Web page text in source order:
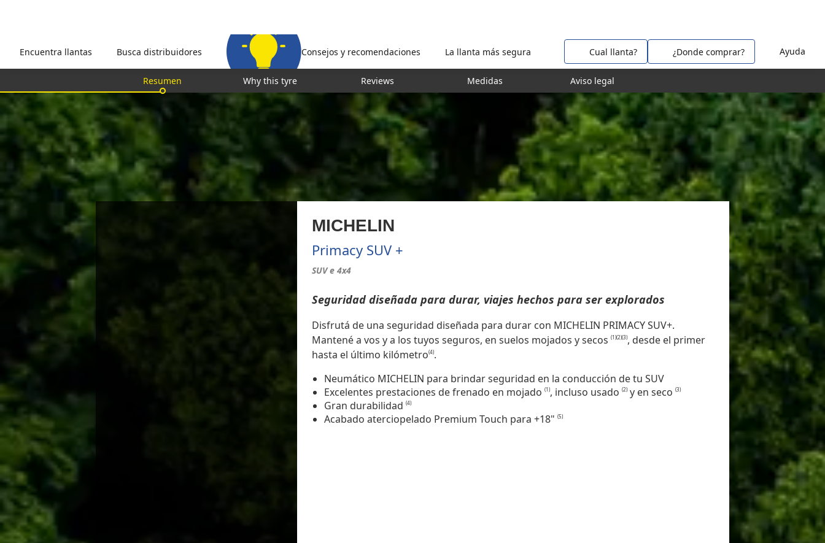
Ayuda
Encuentra llantas Busca distribuidores Consejos y recomendaciones La llanta más segura Cual llanta? ¿Donde comprar?
MICHELIN
Primacy SUV +
SUV e 4x4
Seguridad diseñada para durar, viajes hechos para ser explorados
Disfrutá de una seguridad diseñada para durar con MICHELIN PRIMACY SUV+.
Mantené a vos y a los tuyos seguros, en suelos mojados y secos (1)(2)(3), desde el primer
hasta el último kilómetro(4).
Neumático MICHELIN para brindar seguridad en la conducción de tu SUV
Excelentes prestaciones de frenado en mojado (1), incluso usado (2) y en seco (3)
Gran durabilidad (4)
Acabado aterciopelado Premium Touch para +18" (5)
Resumen Why this tyre Reviews Medidas Aviso legal